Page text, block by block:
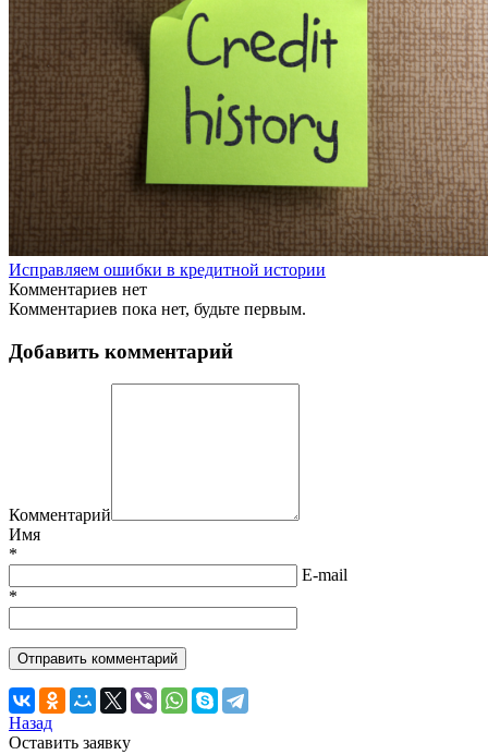
Исправляем ошибки в кредитной истории
Комментариев нет
Комментариев пока нет, будьте первым.
Добавить комментарий
Комментарий
Имя
*
E-mail
*
Назад
Оставить заявку